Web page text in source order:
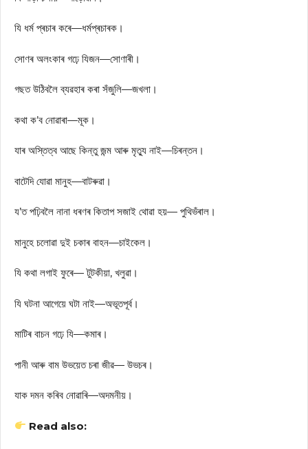
যি ধৰ্ম প্ৰচাৰ কৰে—ধৰ্মপ্ৰচাৰক।
সোণৰ অলংকাৰ গঢ়ে যিজন—সোণাৰী।
গছত উঠিবলৈ ব্যৱহাৰ কৰা সঁজুলি—জখলা।
কথা ক’ব নোৱাৰা—মূক।
যাৰ অস্তিত্ব আছে কিন্তু জন্ম আৰু মৃত্যু নাই—চিৰন্তন।
বাটেদি যোৱা মানুহ—বাটৰুৱা।
য’ত পঢ়িবলৈ নানা ধৰণৰ কিতাপ সজাই থোৱা হয়— পুথিভঁৰাল।
মানুহে চলোৱা দুই চকাৰ বাহন—চাইকেল।
যি কথা লগাই ফুৰে— টুটকীয়া, খলুৱা।
যি ঘটনা আগেয়ে ঘটা নাই—অভূতপূৰ্ব।
মাটিৰ বাচন গঢ়ে যি—কমাৰ।
পানী আৰু বাম উভয়েত চৰা জীৱ— উভচৰ।
যাক দমন কৰিব নোৱাৰি—অদমনীয়।
Read also: